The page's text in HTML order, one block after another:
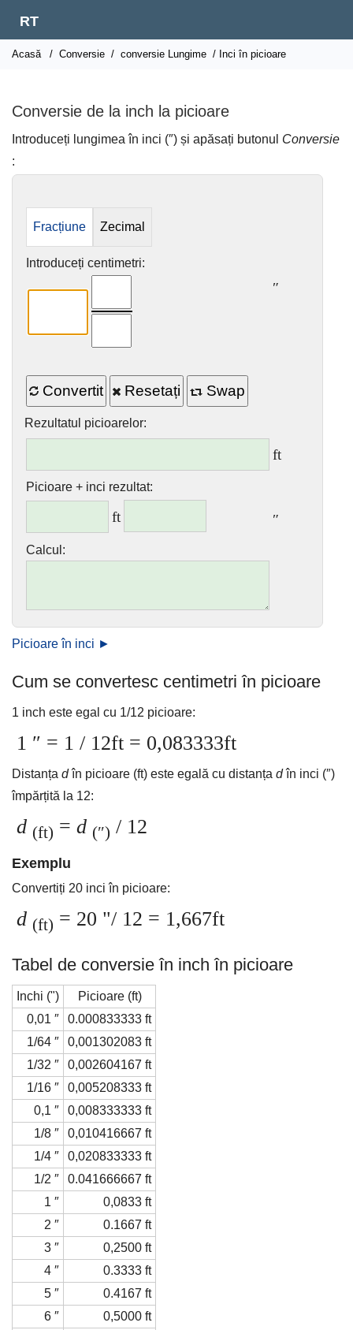
RT
Acasă / Conversie / conversie Lungime / Inci în picioare
Conversie de la inch la picioare
Introduceți lungimea în inci (″) și apăsați butonul Conversie
:
Fracțiune Zecimal
Introduceți centimetri:
″
Convertit Resetați Swap
Rezultatul picioarelor:
ft
Picioare + inci rezultat:
ft ″
Calcul:
Picioare în inci ►
Cum se convertesc centimetri în picioare
1 inch este egal cu 1/12 picioare:
1 ″ = 1 / 12ft = 0,083333ft
Distanța dîn picioare (ft) este egală cu distanța dîn inci (″)
împărțită la 12:
d (ft) = d (″) / 12
Exemplu
Convertiți 20 inci în picioare:
d (ft) = 20 "/ 12 = 1,667ft
Tabel de conversie în inch în picioare
Inchi (")
Picioare (ft)
0,01 ″
0.000833333 ft
1/64 ″
0,001302083 ft
1/32 ″
0,002604167 ft
1/16 ″
0,005208333 ft
0,1 ″
0,008333333 ft
1/8 ″
0,010416667 ft
1/4 ″
0,020833333 ft
1/2 ″
0.041666667 ft
1 ″
0,0833 ft
2 ″
0.1667 ft
3 ″
0,2500 ft
4 ″
0.3333 ft
5 ″
0.4167 ft
6 ″
0,5000 ft